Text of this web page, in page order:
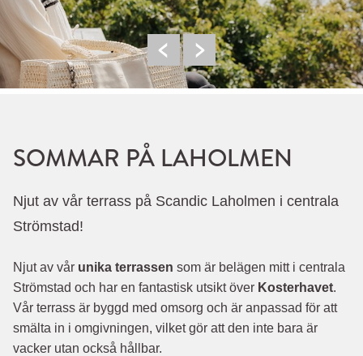
SOMMAR PÅ LAHOLMEN
Njut av vår terrass på Scandic Laholmen i centrala
Strömstad!
Njut av vår unika terrassen som är belägen mitt i centrala
Strömstad och har en fantastisk utsikt över Kosterhavet.
Vår terrass är byggd med omsorg och är anpassad för att
smälta in i omgivningen, vilket gör att den inte bara är
vacker utan också hållbar.